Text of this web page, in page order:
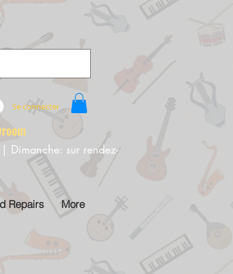
Se connecter
sur rendez-
Repairs More